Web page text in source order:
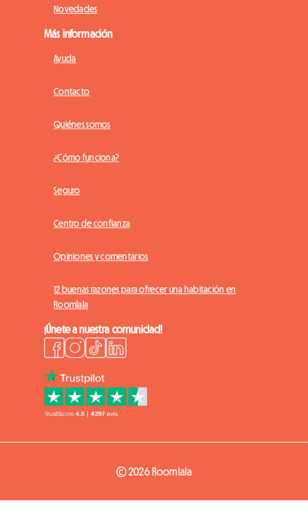
Novedades
Más información
Ayuda
Contacto
Quiénes somos
¿Cómo funciona?
Seguro
Centro de confianza
Opiniones y comentarios
12 buenas razones para ofrecer una habitación en
Roomlala
¡Únete a nuestra comunidad!
© 2026 Roomlala